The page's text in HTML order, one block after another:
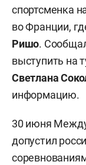
спортсменка
во Франции,
Ришо.
выступить на
Светлана
информацию.
30 июня
допустил